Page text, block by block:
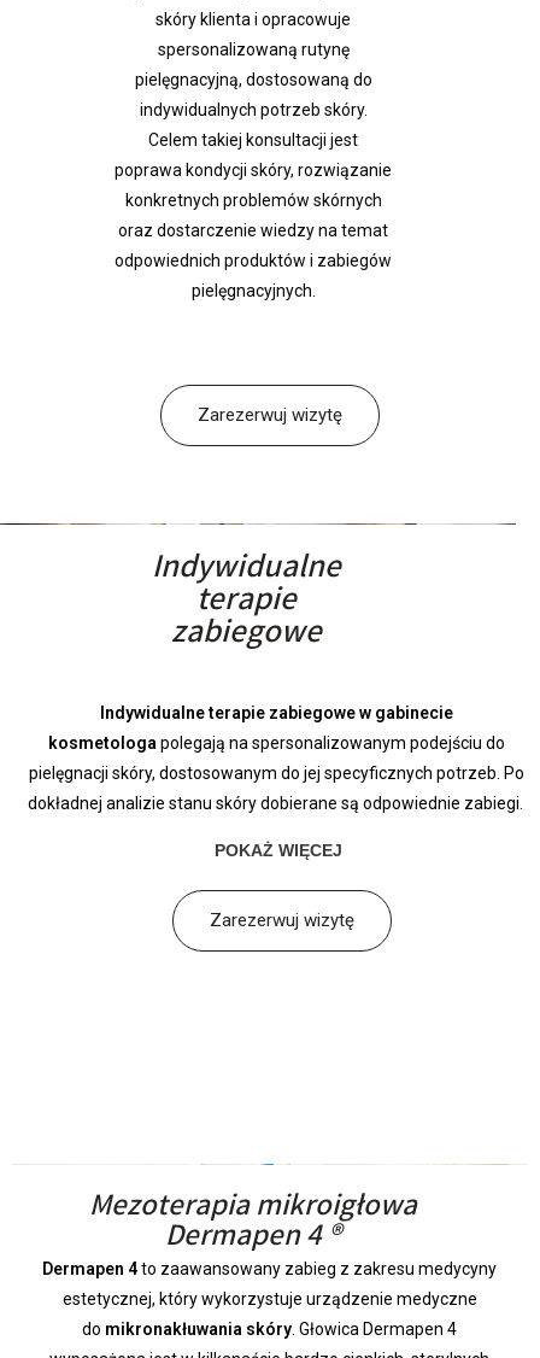
skóry klienta i opracowuje
spersonalizowaną rutynę
pielęgnacyjną, dostosowaną do
indywidualnych potrzeb skóry.
Celem takiej konsultacji jest
poprawa kondycji skóry, rozwiązanie
konkretnych problemów skórnych
oraz dostarczenie wiedzy na temat
odpowiednich produktów i zabiegów
pielęgnacyjnych.
Zarezerwuj wizytę
Indywidualne
terapie
zabiegowe
Indywidualne terapie zabiegowe w gabinecie
kosmetologa polegają na spersonalizowanym podejściu do
pielęgnacji skóry, dostosowanym do jej specyficznych potrzeb. Po
dokładnej analizie stanu skóry dobierane są odpowiednie zabiegi.
POKAŻ WIĘCEJ
Zarezerwuj wizytę
Mezoterapia mikroigłowa
Dermapen 4 ®
Dermapen 4to zaawansowany zabieg z zakresu medycyny
estetycznej, który wykorzystuje urządzenie medyczne
do mikronakłuwania skóry . Głowica Dermapen 4